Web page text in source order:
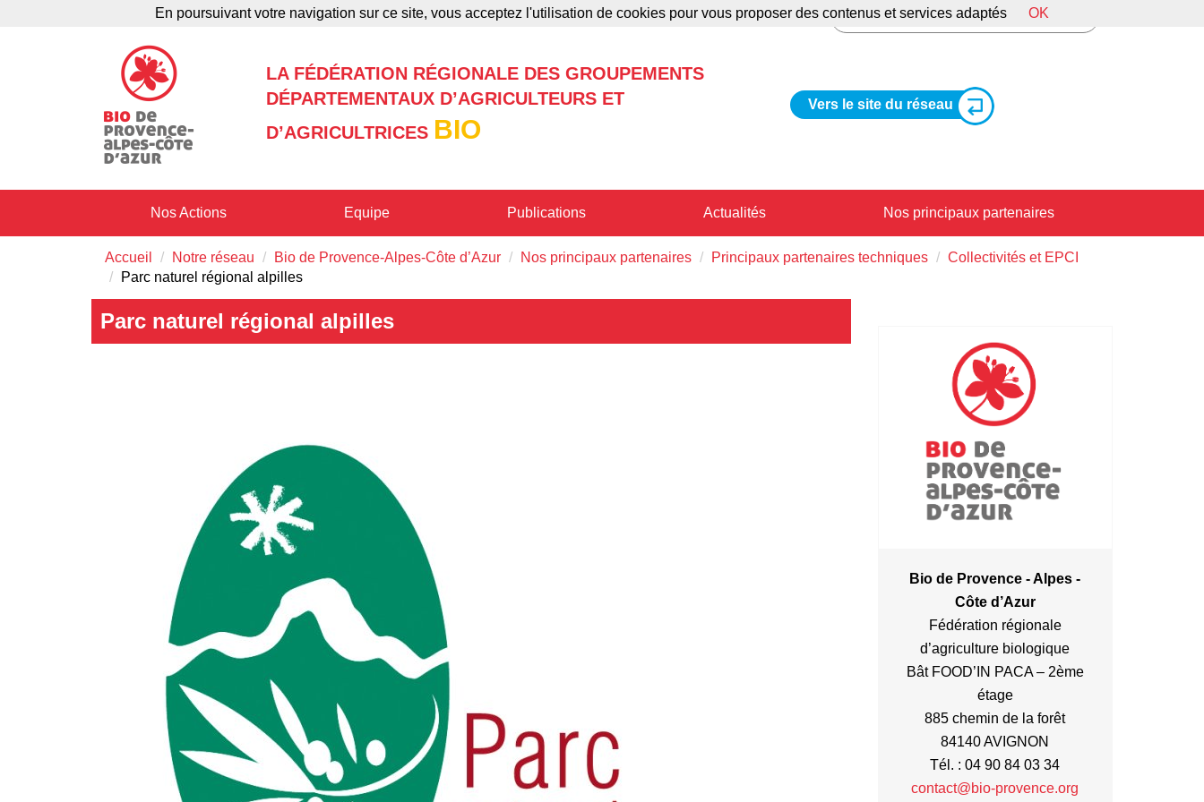
Agenda Annuaire Annonces Formations Publications
LA FÉDÉRATION RÉGIONALE DES GROUPEMENTS
DÉPARTEMENTAUX D’AGRICULTEURS ET
D’AGRICULTRICES BIO
Vers le site du réseau
Nos Actions Equipe Publications Actualités Nos principaux partenaires
Accueil Notre réseau Bio de Provence-Alpes-Côte d’Azur Nos principaux partenaires Principaux partenaires techniques
Collectivités et EPCI
Parc naturel régional alpilles
Parc naturel régional alpilles
Bio de Provence - Alpes -
Côte d’Azur
Fédération régionale
d’agriculture biologique
Bât FOOD’IN PACA – 2ème
étage
885 chemin de la forêt
84140 AVIGNON
Tél. : 04 90 84 03 34
contact@bio-provence.org
En poursuivant votre navigation sur ce site, vous acceptez l'utilisation de cookies pour vous proposer des contenus et services adaptés OK